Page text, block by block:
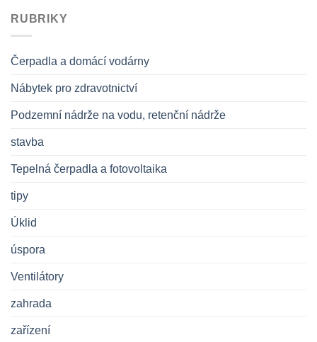
RUBRIKY
Čerpadla a domácí vodárny
Nábytek pro zdravotnictví
Podzemní nádrže na vodu, retenční nádrže
stavba
Tepelná čerpadla a fotovoltaika
tipy
Úklid
úspora
Ventilátory
zahrada
zařízení